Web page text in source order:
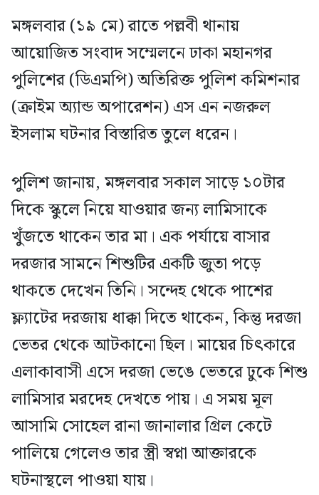
মঙ্গলবার (১৯ মে) রাতে পল্লবী থানায়
আয়োজিত সংবাদ সম্মেলনে ঢাকা মহানগর
পুলিশের (ডিএমপি) অতিরিক্ত পুলিশ কমিশনার
(ক্রাইম অ্যান্ড অপারেশন) এস এন নজরুল
ইসলাম ঘটনার বিস্তারিত তুলে ধরেন।
পুলিশ জানায়, মঙ্গলবার সকাল সাড়ে ১০টার
দিকে স্কুলে নিয়ে যাওয়ার জন্য লামিসাকে
খুঁজতে থাকেন তার মা। এক পর্যায়ে বাসার
দরজার সামনে শিশুটির একটি জুতা পড়ে
থাকতে দেখেন তিনি। সন্দেহ থেকে পাশের
ফ্ল্যাটের দরজায় ধাক্কা দিতে থাকেন, কিন্তু দরজা
ভেতর থেকে আটকানো ছিল। মায়ের চিৎকারে
এলাকাবাসী এসে দরজা ভেঙে ভেতরে ঢুকে শিশু
লামিসার মরদেহ দেখতে পায়। এ সময় মূল
আসামি সোহেল রানা জানালার গ্রিল কেটে
পালিয়ে গেলেও তার স্ত্রী স্বপ্না আক্তারকে
ঘটনাস্থলে পাওয়া যায়।